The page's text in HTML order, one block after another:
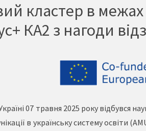
кластер в
КА2 з нагоди
07 травня 2025 року відбувся
в українську систему освіти